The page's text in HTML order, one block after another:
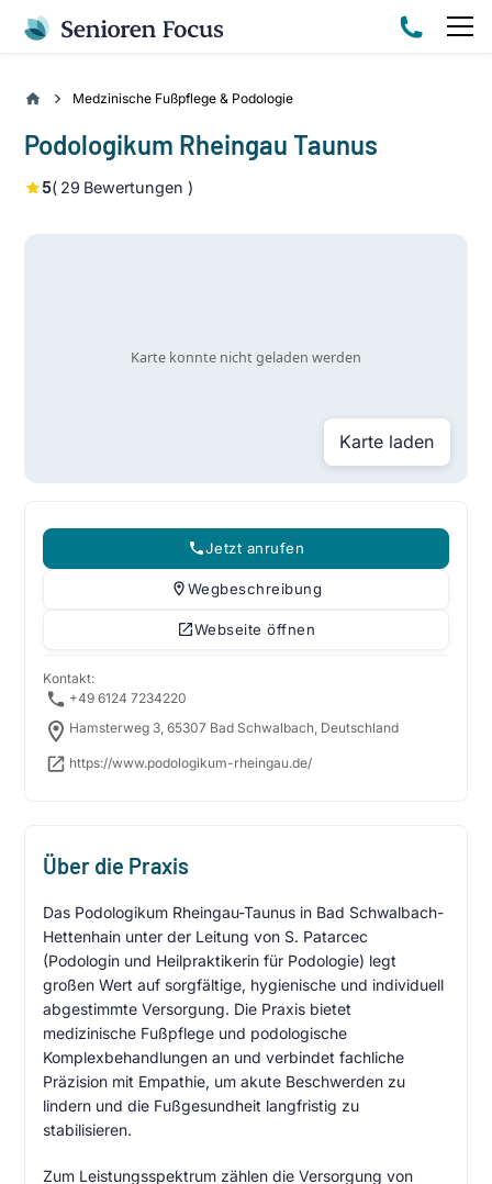
Medzinische Fußpflege & Podologie
Podologikum Rheingau Taunus
5( 29 Bewertungen )
Karte laden
Jetzt anrufen
Wegbeschreibung
Webseite öffnen
Kontakt:
+49 6124 7234220
Hamsterweg 3, 65307 Bad Schwalbach, Deutschland
https://www.podologikum-rheingau.de/
Über die Praxis
Das Podologikum Rheingau-Taunus in Bad Schwalbach-
Hettenhain unter der Leitung von S. Patarcec
(Podologin und Heilpraktikerin für Podologie) legt
großen Wert auf sorgfältige, hygienische und individuell
abgestimmte Versorgung. Die Praxis bietet
medizinische Fußpflege und podologische
Komplexbehandlungen an und verbindet fachliche
Präzision mit Empathie, um akute Beschwerden zu
lindern und die Fußgesundheit langfristig zu
stabilisieren.
Zum Leistungsspektrum zählen die Versorgung von